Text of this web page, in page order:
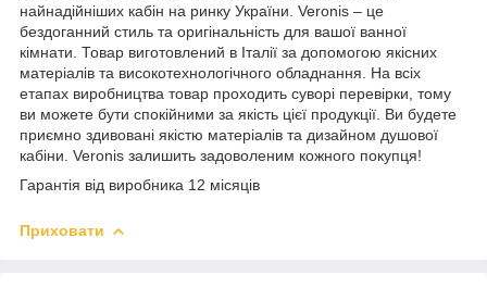
найнадійніших кабін на ринку України. Veronis – це
бездоганний стиль та оригінальність для вашої ванної
кімнати. Товар виготовлений в Італії за допомогою якісних
матеріалів та високотехнологічного обладнання. На всіх
етапах виробництва товар проходить суворі перевірки, тому
ви можете бути спокійними за якість цієї продукції. Ви будете
приємно здивовані якістю матеріалів та дизайном душової
кабіни. Veronis залишить задоволеним кожного покупця!
Гарантія від виробника 12 місяців
Приховати